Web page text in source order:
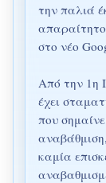
την παλιά
στο νέο
Από την 1η
έχει
που
καμία